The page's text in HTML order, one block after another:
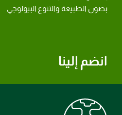
انضم إلينا
بصون الطبيعة والتنوع البيولوجي